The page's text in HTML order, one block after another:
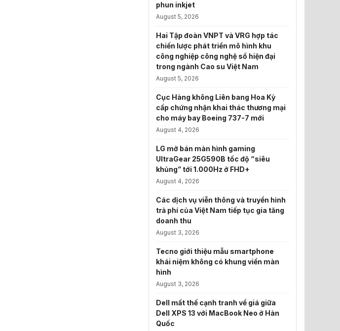
phun inkjet
August 5, 2026
Hai Tập đoàn VNPT và VRG hợp tác
chiến lược phát triển mô hình khu
công nghiệp công nghệ số hiện đại
trong ngành Cao su Việt Nam
August 5, 2026
Cục Hàng không Liên bang Hoa Kỳ
cấp chứng nhận khai thác thương mại
cho máy bay Boeing 737-7 mới
August 4, 2026
LG mở bán màn hình gaming
UltraGear 25G590B tốc độ “siêu
khủng” tới 1.000Hz ở FHD+
August 4, 2026
Các dịch vụ viễn thông và truyền hình
trả phí của Việt Nam tiếp tục gia tăng
doanh thu
August 3, 2026
Tecno giới thiệu mẫu smartphone
khái niệm không có khung viền màn
hình
August 3, 2026
Dell mất thế cạnh tranh về giá giữa
Dell XPS 13 với MacBook Neo ở Hàn
Quốc